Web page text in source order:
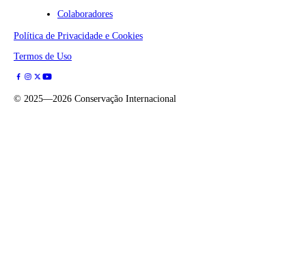
Colaboradores
Política de Privacidade e Cookies
Termos de Uso
© 2025—2026 Conservação Internacional